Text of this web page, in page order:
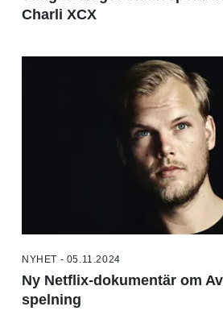
Charli XCX
NYHET - 05.11.2024
Ny Netflix-dokumentär om
spelning